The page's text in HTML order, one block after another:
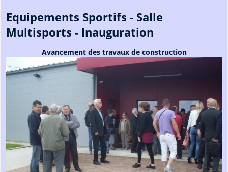
Equipements Sportifs - Salle
Multisports - Inauguration
Avancement des travaux de construction